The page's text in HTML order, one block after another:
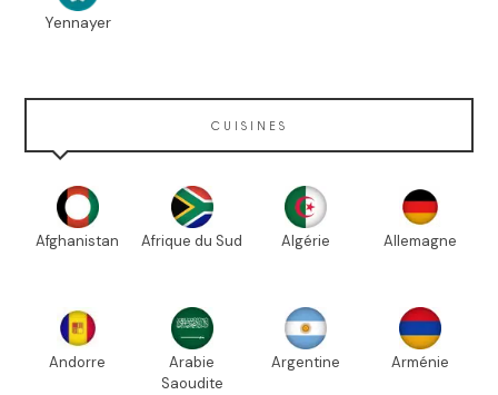
Yennayer
CUISINES
Afghanistan Afrique du Sud Algérie Allemagne
Andorre
Arabie
Saoudite
Argentine Arménie